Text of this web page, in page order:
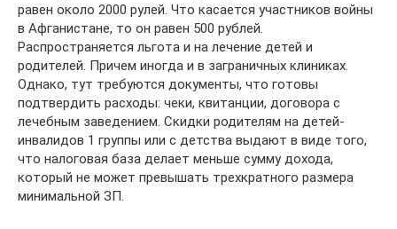
равен около 2000 рулей. Что касается участников войны
в Афганистане, то он равен 500 рублей.
Распространяется льгота и на лечение детей и
родителей. Причем иногда и в заграничных клиниках.
Однако, тут требуются документы, что готовы
подтвердить расходы: чеки, квитанции, договора с
лечебным заведением. Скидки родителям на детей-
инвалидов 1 группы или с детства выдают в виде того,
что налоговая база делает меньше сумму дохода,
который не может превышать трехкратного размера
минимальной ЗП.